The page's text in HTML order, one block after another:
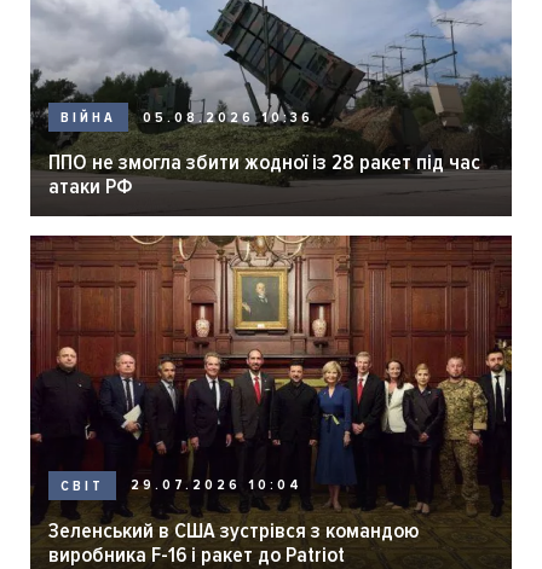
ВІЙНА 05.08.2026 10:36
ППО не змогла збити жодної із 28 ракет під час
атаки РФ
СВІТ 29.07.2026 10:04
Зеленський в США зустрівся з командою
виробника F-16 і ракет до Patriot